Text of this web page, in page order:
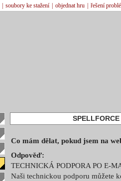
soubory ke stažení objednat hru řešení
Co mám dělat, pokud jsem na
Odpověď:
TECHNICKÁ PODPORA PO E-
Naši technickou podporu můžete